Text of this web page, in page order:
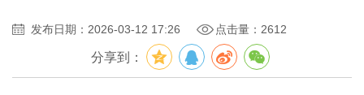
发布日期：2026-03-12 17:26 点击量：2612
分享到：